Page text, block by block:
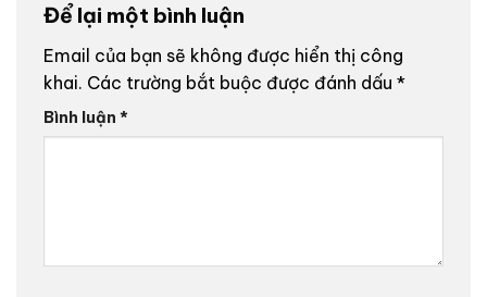
Để lại một bình luận
Email của bạn sẽ không được hiển thị công
khai. Các trường bắt buộc được đánh dấu *
Bình luận *